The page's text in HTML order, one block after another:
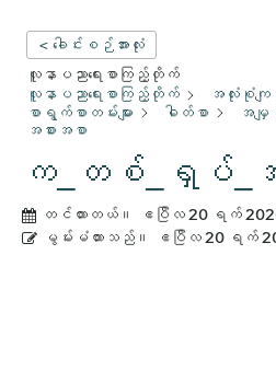
< ခေါင်းစဉ်အားလုံး
လူနာပညာရေးစာကြည့်တိုက်
လူနာပညာရေးစာကြည့်တိုက်
အလုံးစုံကျန်
စာရွက်စာတမ်းများ
ဓါတ်စာ
အမျှ
အစားအစာ
က_တစ်_ရှပ်_
တင်ထားတယ်။
ဧပြီလ 20 ရက်
မွမ်းမံထားသည်။
ဧပြီလ 20 ရက်